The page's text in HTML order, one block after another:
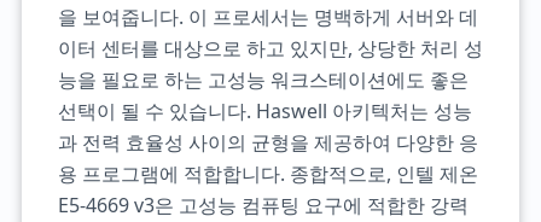
을 보여줍니다. 이 프로세서는 명백하게 서버와 데
이터 센터를 대상으로 하고 있지만, 상당한 처리 성
능을 필요로 하는 고성능 워크스테이션에도 좋은
선택이 될 수 있습니다. Haswell 아키텍처는 성능
과 전력 효율성 사이의 균형을 제공하여 다양한 응
용 프로그램에 적합합니다. 종합적으로, 인텔 제온
E5-4669 v3은 고성능 컴퓨팅 요구에 적합한 강력